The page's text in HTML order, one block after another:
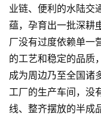
业链、便利的水陆交
蕴，孕育出一批深耕
厂没有过度依赖单一
的工艺和稳定的品质
成为周边乃至全国诸
工厂的生产车间，没
线、整齐摆放的半成